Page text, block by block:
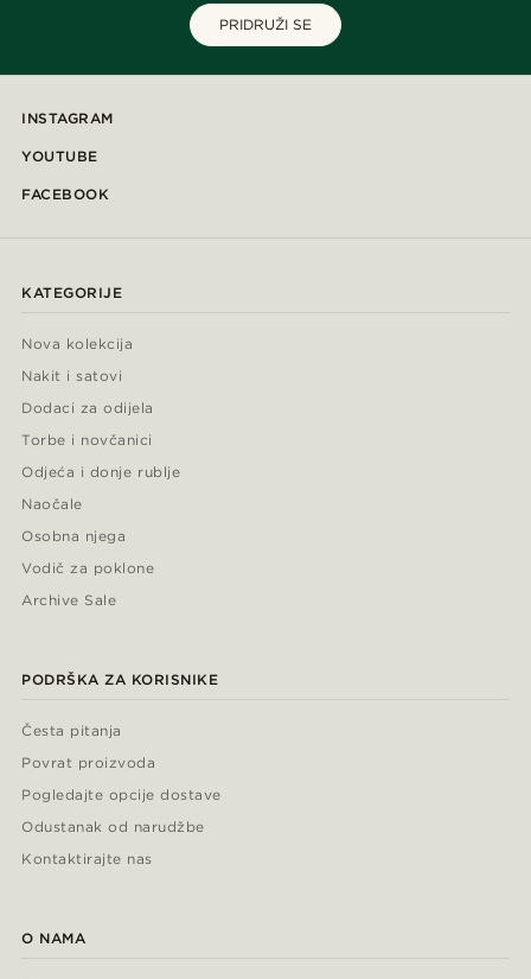
PRIDRUŽI SE
INSTAGRAM
YOUTUBE
FACEBOOK
KATEGORIJE
Nova kolekcija
Nakit i satovi
Dodaci za odijela
Torbe i novčanici
Odjeća i donje rublje
Naočale
Osobna njega
Vodič za poklone
Archive Sale
PODRŠKA ZA KORISNIKE
Česta pitanja
Povrat proizvoda
Pogledajte opcije dostave
Odustanak od narudžbe
Kontaktirajte nas
O NAMA